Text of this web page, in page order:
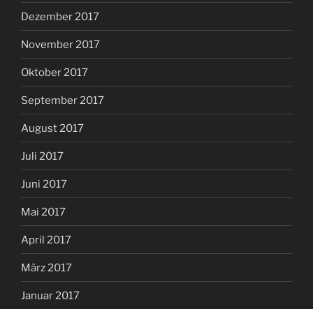
Dezember 2017
November 2017
Oktober 2017
September 2017
August 2017
Juli 2017
Juni 2017
Mai 2017
April 2017
März 2017
Januar 2017